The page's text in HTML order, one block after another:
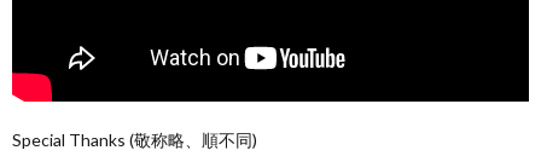
Special Thanks (敬称略、順不同)